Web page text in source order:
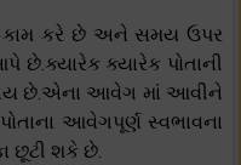
કામ કરે છે અને સમય ઉપર
છે.ક્યારેક ક્યારેક પોતાની
છે.એના આવેગ માં આવીને
આવેગપૂર્ણ સ્વભાવના
છૂટી શકે છે.